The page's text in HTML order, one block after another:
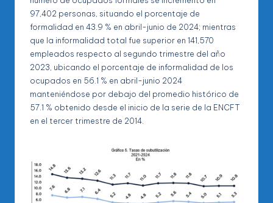
97,402 personas, situando el porcentaje de
formalidad en 43.9 % en abril-junio de 2024; mientras
que la informalidad total fue superior en 141,570
empleados respecto al segundo trimestre del año
2023, ubicando el porcentaje de informalidad de los
ocupados en 56.1 % en abril-junio 2024
manteniéndose por debajo del promedio histórico de
57.1 % obtenido desde el inicio de la serie de la ENCFT
en el tercer trimestre de 2014.